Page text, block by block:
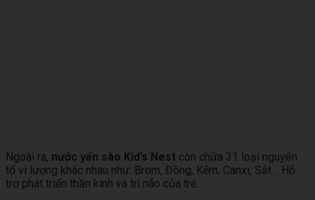
Ngoài ra, nước yến sào Kid’s Nest còn chứa 31 loại nguyên
tố vi lượng khác nhau như: Brom, Đồng, Kẽm, Canxi, Sắt… Hỗ
trợ phát triển thần kinh và trí não của trẻ.